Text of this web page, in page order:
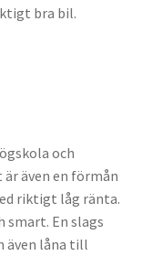
bra bil.
och
även en förmån
riktigt låg ränta.
En slags
även låna till